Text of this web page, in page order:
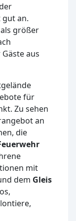
an.
größer
aus
für
Zu sehen
an
die
mit
dem Gleis